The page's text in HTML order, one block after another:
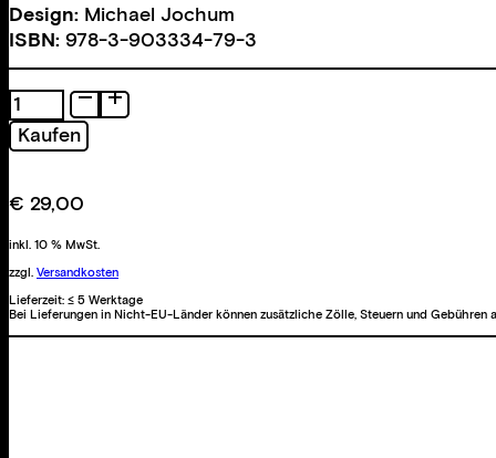
Design: Michael Jochum
ISBN: 978-3-903334-79-3
Gemischter
Satz
Menge
Kaufen
€ 29,00
inkl. 10 % MwSt.
zzgl. Versandkosten
Lieferzeit: ≤ 5 Werktage
Bei Lieferungen in Nicht-EU-Länder können zusätzliche Zölle, Steuern und Gebühren